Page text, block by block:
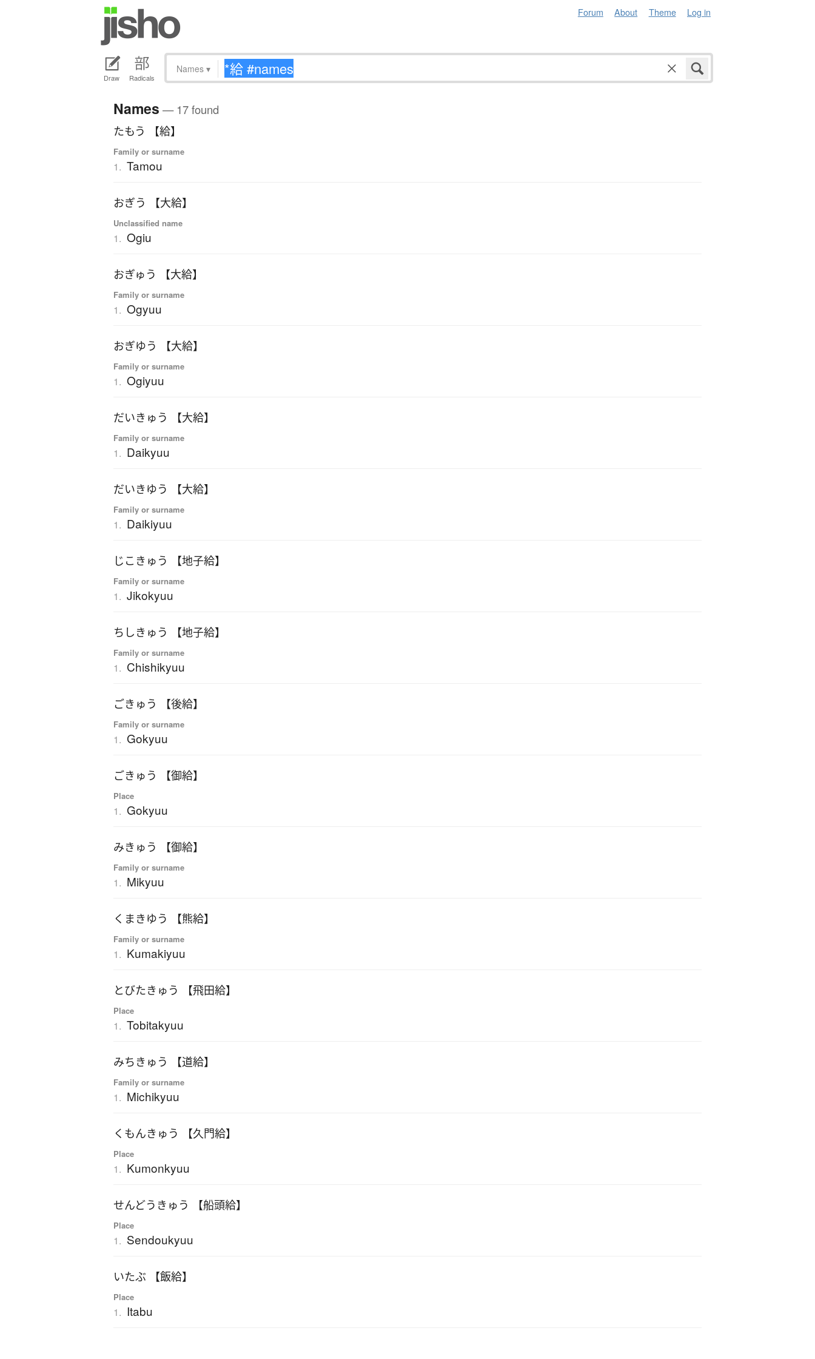
Forum About Theme Log in
Draw Radicals
Names ▾
Names — 17 found
たもう 【給】
Family or surname
1. Tamou
おぎう 【大給】
Unclassified name
1. Ogiu
おぎゅう 【大給】
Family or surname
1. Ogyuu
おぎゆう 【大給】
Family or surname
1. Ogiyuu
だいきゅう 【大給】
Family or surname
1. Daikyuu
だいきゆう 【大給】
Family or surname
1. Daikiyuu
じこきゅう 【地子給】
Family or surname
1. Jikokyuu
ちしきゅう 【地子給】
Family or surname
1. Chishikyuu
ごきゅう 【後給】
Family or surname
1. Gokyuu
ごきゅう 【御給】
Place
1. Gokyuu
みきゅう 【御給】
Family or surname
1. Mikyuu
くまきゆう 【熊給】
Family or surname
1. Kumakiyuu
とびたきゅう 【飛田給】
Place
1. Tobitakyuu
みちきゅう 【道給】
Family or surname
1. Michikyuu
くもんきゅう 【久門給】
Place
1. Kumonkyuu
せんどうきゅう 【船頭給】
Place
1. Sendoukyuu
いたぶ 【飯給】
Place
1. Itabu